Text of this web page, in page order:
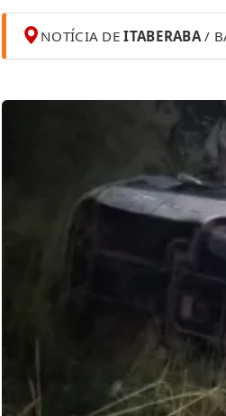
NOTÍCIA DEITABERABA /